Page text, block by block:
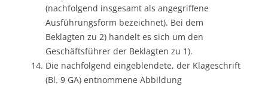
(nachfolgend insgesamt als angegriffene
Ausführungsform bezeichnet). Bei dem
Beklagten zu 2) handelt es sich um den
Geschäftsführer der Beklagten zu 1).
Die nachfolgend eingeblendete, der Klageschrift
(Bl. 9 GA) entnommene Abbildung